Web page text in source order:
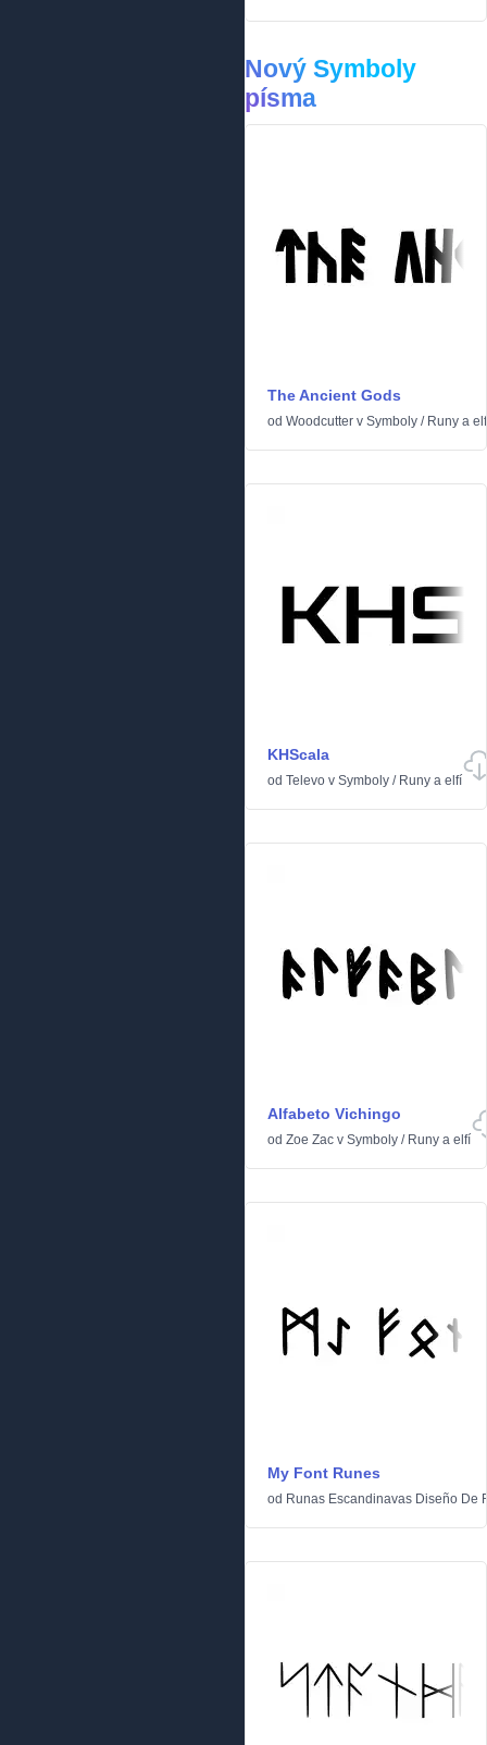
Nový Symboly
písma
The Ancient Gods
od Woodcutter v Symboly / Runy a
KHScala
od Televo v Symboly / Runy a elfí
Alfabeto Vichingo
od Zoe Zac v Symboly / Runy a elfí
My Font Runes
od Runas Escandinavas Diseño De